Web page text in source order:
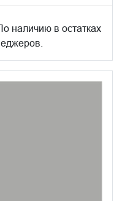
наличию в остатках